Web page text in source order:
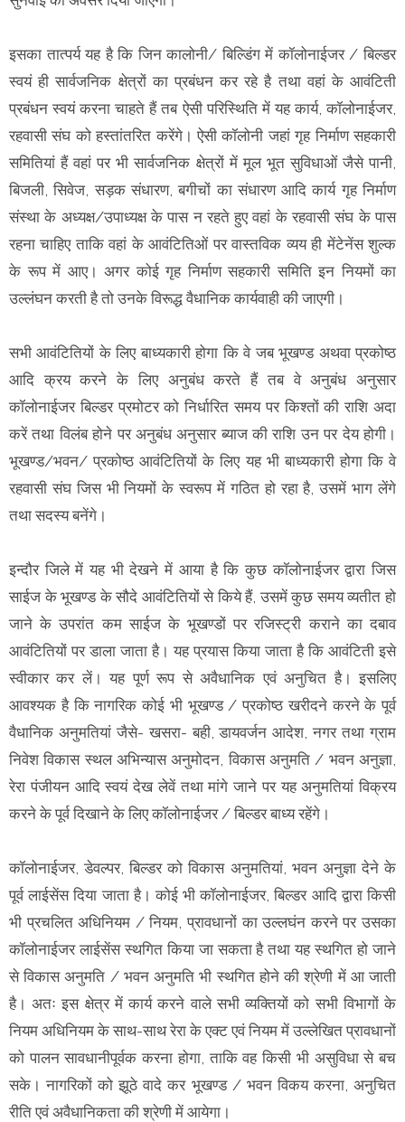
इसका तात्पर्य यह है कि जिन कालोनी/ बिल्डिंग में कॉलोनाईजर / बिल्डर
स्वयं ही सार्वजनिक क्षेत्रों का प्रबंधन कर रहे है तथा वहां के आवंटिती
प्रबंधन स्वयं करना चाहते हैं तब ऐसी परिस्थिति में यह कार्य, कॉलोनाईजर,
रहवासी संघ को हस्तांतरित करेंगे। ऐसी कॉलोनी जहां गृह निर्माण सहकारी
समितियां हैं वहां पर भी सार्वजनिक क्षेत्रों में मूल भूत सुविधाओं जैसे पानी,
बिजली, सिवेज, सड़क संधारण, बगीचों का संधारण आदि कार्य गृह निर्माण
संस्था के अध्यक्ष/उपाध्यक्ष के पास न रहते हुए वहां के रहवासी संघ के पास
रहना चाहिए ताकि वहां के आवंटितिओं पर वास्तविक व्यय ही मेंटेनेंस शुल्क
के रूप में आए। अगर कोई गृह निर्माण सहकारी समिति इन नियमों का
उल्लंघन करती है तो उनके विरूद्ध वैधानिक कार्यवाही की जाएगी।
सभी आवंटितियों के लिए बाध्यकारी होगा कि वे जब भूखण्ड अथवा प्रकोष्ठ
आदि क्रय करने के लिए अनुबंध करते हैं तब वे अनुबंध अनुसार
कॉलोनाईजर बिल्डर प्रमोटर को निर्धारित समय पर किश्तों की राशि अदा
करें तथा विलंब होने पर अनुबंध अनुसार ब्याज की राशि उन पर देय होगी।
भूखण्ड/भवन/ प्रकोष्ठ आवंटितियों के लिए यह भी बाध्यकारी होगा कि वे
रहवासी संघ जिस भी नियमों के स्वरूप में गठित हो रहा है, उसमें भाग लेंगे
तथा सदस्य बनेंगे।
इन्दौर जिले में यह भी देखने में आया है कि कुछ कॉलोनाईजर द्वारा जिस
साईज के भूखण्ड के सौदे आवंटितियों से किये हैं, उसमें कुछ समय व्यतीत हो
जाने के उपरांत कम साईज के भूखण्डों पर रजिस्ट्री कराने का दबाव
आवंटितियों पर डाला जाता है। यह प्रयास किया जाता है कि आवंटिती इसे
स्वीकार कर लें। यह पूर्ण रूप से अवैधानिक एवं अनुचित है। इसलिए
आवश्यक है कि नागरिक कोई भी भूखण्ड / प्रकोष्ठ खरीदने करने के पूर्व
वैधानिक अनुमतियां जैसे- खसरा- बही, डायवर्जन आदेश, नगर तथा ग्राम
निवेश विकास स्थल अभिन्यास अनुमोदन, विकास अनुमति / भवन अनुज्ञा,
रेरा पंजीयन आदि स्वयं देख लेवें तथा मांगे जाने पर यह अनुमतियां विक्रय
करने के पूर्व दिखाने के लिए कॉलोनाईजर / बिल्डर बाध्य रहेंगे।
कॉलोनाईजर, डेवल्पर, बिल्डर को विकास अनुमतियां, भवन अनुज्ञा देने के
पूर्व लाईसेंस दिया जाता है। कोई भी कॉलोनाईजर, बिल्डर आदि द्वारा किसी
भी प्रचलित अधिनियम / नियम, प्रावधानों का उल्लघंन करने पर उसका
कॉलोनाईजर लाईसेंस स्थगित किया जा सकता है तथा यह स्थगित हो जाने
से विकास अनुमति / भवन अनुमति भी स्थगित होने की श्रेणी में आ जाती
है। अतः इस क्षेत्र में कार्य करने वाले सभी व्यक्तियों को सभी विभागों के
नियम अधिनियम के साथ-साथ रेरा के एक्ट एवं नियम में उल्लेखित प्रावधानों
को पालन सावधानीपूर्वक करना होगा, ताकि वह किसी भी असुविधा से बच
सके। नागरिकों को झूठे वादे कर भूखण्ड / भवन विकय करना, अनुचित
रीति एवं अवैधानिकता की श्रेणी में आयेगा।